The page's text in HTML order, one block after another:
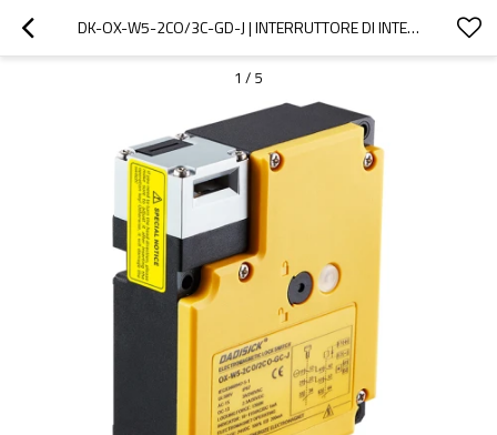
DK-OX-W5-2CO/3C-GD-J | INTERRUTTORE DI INTERBLOCCO | DADISICK
1 / 5